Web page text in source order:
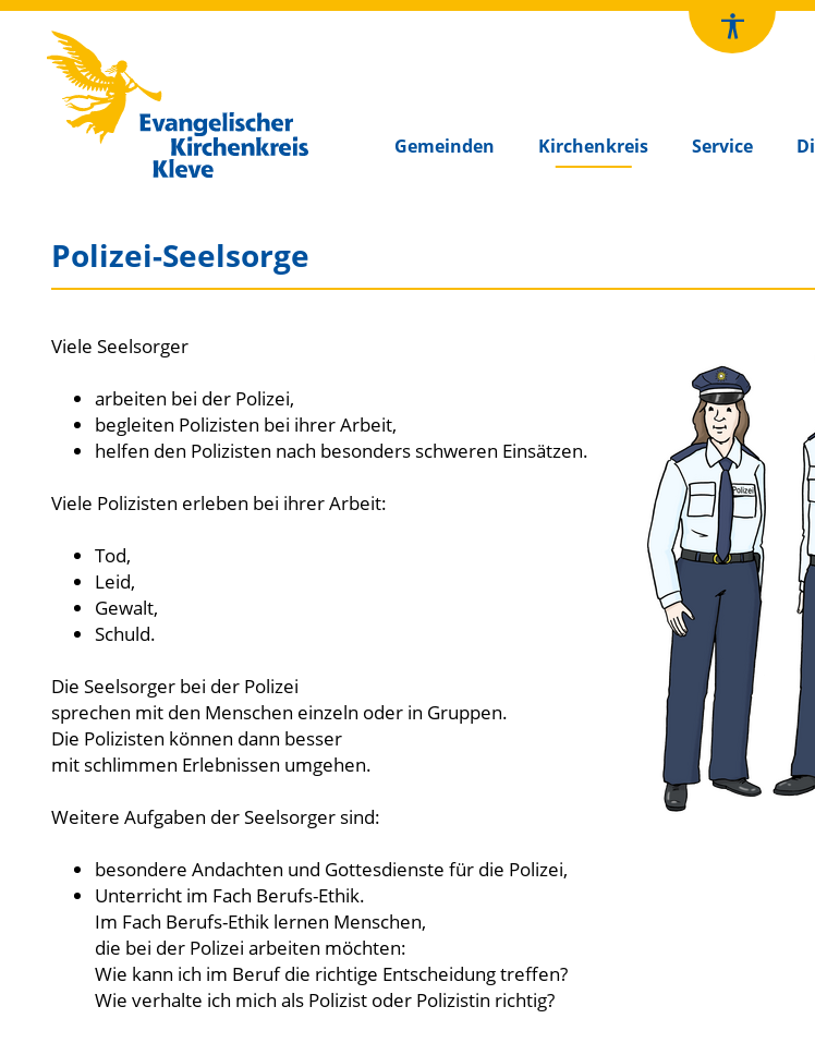
Gemeinden Kirchenkreis Service
Kirchenkreis Kleve
Polizei-Seelsorge
Viele Seelsorger
arbeiten bei der Polizei,
begleiten Polizisten bei ihrer Arbeit,
helfen den Polizisten nach besonders schweren Einsätzen.
Viele Polizisten erleben bei ihrer Arbeit:
Tod,
Leid,
Gewalt,
Schuld.
Die Seelsorger bei der Polizei
sprechen mit den Menschen einzeln oder in Gruppen.
Die Polizisten können dann besser
mit schlimmen Erlebnissen umgehen.
Weitere Aufgaben der Seelsorger sind:
besondere Andachten und Gottesdienste für die Polizei,
Unterricht im Fach Berufs-Ethik.
Im Fach Berufs-Ethik lernen Menschen,
die bei der Polizei arbeiten möchten:
Wie kann ich im Beruf die richtige Entscheidung treffen?
Wie verhalte ich mich als Polizist oder Polizistin richtig?